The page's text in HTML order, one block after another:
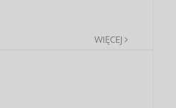
WIĘCEJ
(rozwiń)